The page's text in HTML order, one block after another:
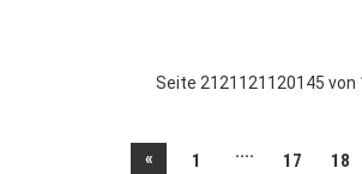
Seite 2121121120145 von
« 1 .... 17 18